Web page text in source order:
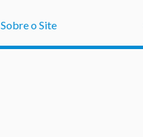
Sobre o Site